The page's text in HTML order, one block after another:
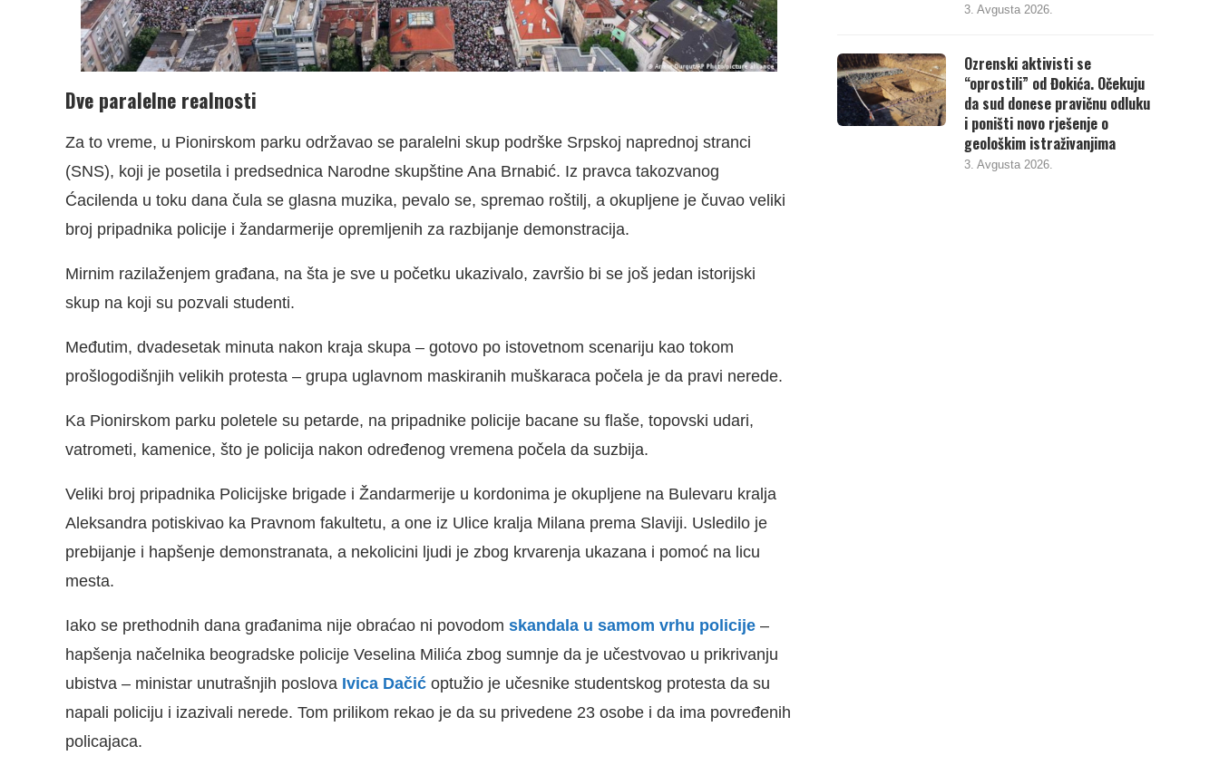
Dve paralelne realnosti
Za to vreme, u Pionirskom parku održavao se paralelni skup podrške Srpskoj naprednoj stranci
(SNS), koji je posetila i predsednica Narodne skupštine Ana Brnabić. Iz pravca takozvanog
Ćacilenda u toku dana čula se glasna muzika, pevalo se, spremao roštilj, a okupljene je čuvao veliki
broj pripadnika policije i žandarmerije opremljenih za razbijanje demonstracija.
Mirnim razilaženjem građana, na šta je sve u početku ukazivalo, završio bi se još jedan istorijski
skup na koji su pozvali studenti.
Međutim, dvadesetak minuta nakon kraja skupa – gotovo po istovetnom scenariju kao tokom
prošlogodišnjih velikih protesta – grupa uglavnom maskiranih muškaraca počela je da pravi nerede.
Ka Pionirskom parku poletele su petarde, na pripadnike policije bacane su flaše, topovski udari,
vatrometi, kamenice, što je policija nakon određenog vremena počela da suzbija.
Veliki broj pripadnika Policijske brigade i Žandarmerije u kordonima je okupljene na Bulevaru kralja
Aleksandra potiskivao ka Pravnom fakultetu, a one iz Ulice kralja Milana prema Slaviji. Usledilo je
prebijanje i hapšenje demonstranata, a nekolicini ljudi je zbog krvarenja ukazana i pomoć na licu
mesta.
Iako se prethodnih dana građanima nije obraćao ni povodom skandala u samom vrhu policije –
hapšenja načelnika beogradske policije Veselina Milića zbog sumnje da je učestvovao u prikrivanju
ubistva – ministar unutrašnjih poslova Ivica Dačić optužio je učesnike studentskog protesta da su
napali policiju i izazivali nerede. Tom prilikom rekao je da su privedene 23 osobe i da ima povređenih
policajaca.
3. Avgusta 2026.
Ozrenski aktivisti se
“oprostili” od Đokića. Očekuju
da sud donese pravičnu odluku
i poništi novo rješenje o
geološkim istraživanjima
3. Avgusta 2026.